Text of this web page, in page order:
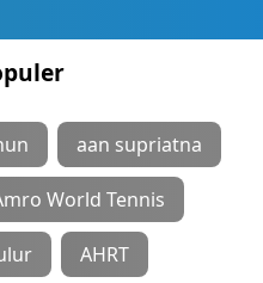
aan supriatna
World Tennis
AHRT